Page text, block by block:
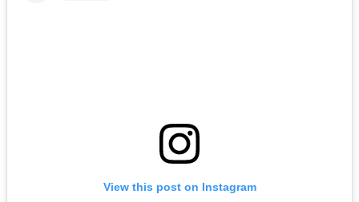
View this post on Instagram